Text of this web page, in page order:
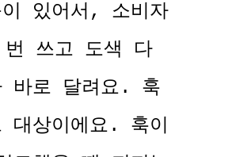
이 있어서, 소비자
쓰고 도색 다
바로 달려요. 훅
대상이에요. 훅이